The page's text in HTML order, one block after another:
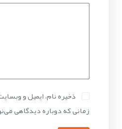
ذخیره نام، ایمیل و
زمانی که دوباره دیدگاهی